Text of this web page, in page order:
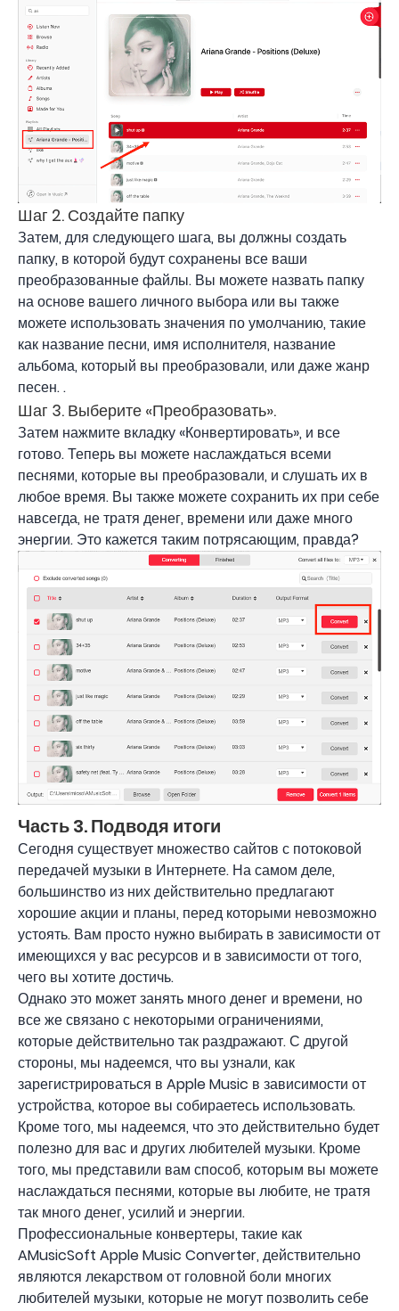
Шаг 2. Создайте папку
Затем, для следующего шага, вы должны создать
папку, в которой будут сохранены все ваши
преобразованные файлы. Вы можете назвать папку
на основе вашего личного выбора или вы также
можете использовать значения по умолчанию, такие
как название песни, имя исполнителя, название
альбома, который вы преобразовали, или даже жанр
песен. .
Шаг 3. Выберите «Преобразовать».
Затем нажмите вкладку «Конвертировать», и все
готово. Теперь вы можете наслаждаться всеми
песнями, которые вы преобразовали, и слушать их в
любое время. Вы также можете сохранить их при себе
навсегда, не тратя денег, времени или даже много
энергии. Это кажется таким потрясающим, правда?
Часть 3. Подводя итоги
Сегодня существует множество сайтов с потоковой
передачей музыки в Интернете. На самом деле,
большинство из них действительно предлагают
хорошие акции и планы, перед которыми невозможно
устоять. Вам просто нужно выбирать в зависимости от
имеющихся у вас ресурсов и в зависимости от того,
чего вы хотите достичь.
Однако это может занять много денег и времени, но
все же связано с некоторыми ограничениями,
которые действительно так раздражают. С другой
стороны, мы надеемся, что вы узнали, как
зарегистрироваться в Apple Music в зависимости от
устройства, которое вы собираетесь использовать.
Кроме того, мы надеемся, что это действительно будет
полезно для вас и других любителей музыки. Кроме
того, мы представили вам способ, которым вы можете
наслаждаться песнями, которые вы любите, не тратя
так много денег, усилий и энергии.
Профессиональные конвертеры, такие как
AMusicSoft Apple Music Converter, действительно
являются лекарством от головной боли многих
любителей музыки, которые не могут позволить себе